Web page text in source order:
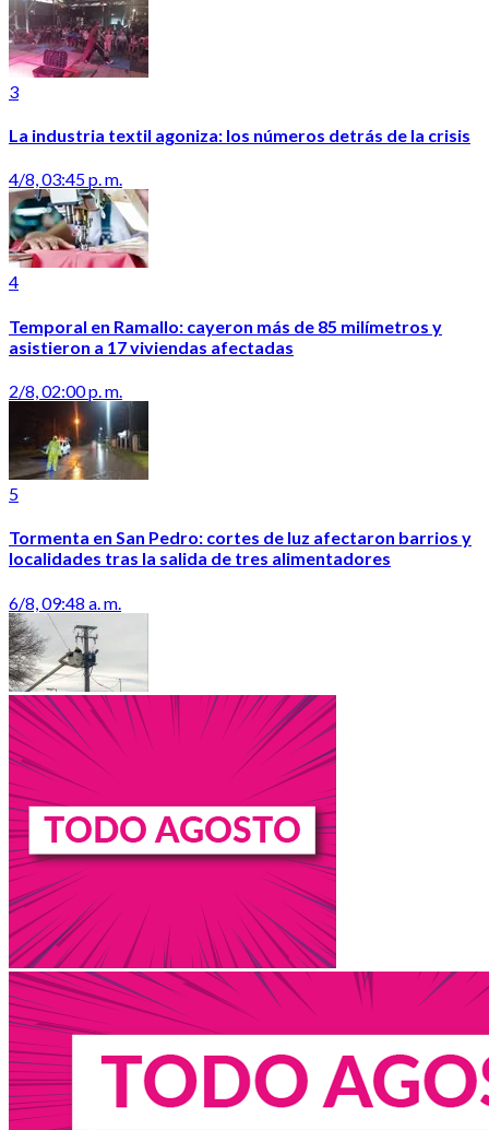
3
La industria textil agoniza: los números detrás de la crisis
4/8, 03:45 p. m.
4
Temporal en Ramallo: cayeron más de 85 milímetros y
asistieron a 17 viviendas afectadas
2/8, 02:00 p. m.
5
Tormenta en San Pedro: cortes de luz afectaron barrios y
localidades tras la salida de tres alimentadores
6/8, 09:48 a. m.